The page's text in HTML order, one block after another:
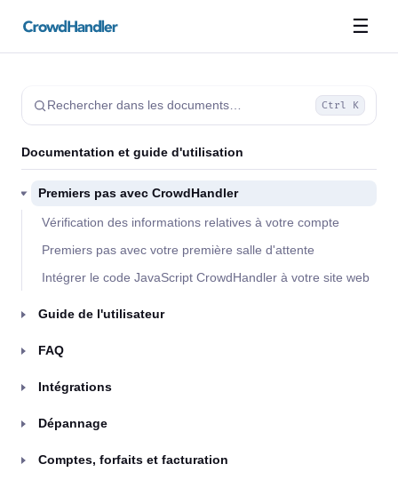
☰
Rechercher dans les documents… Ctrl K
Documentation et guide d'utilisation
Premiers pas avec CrowdHandler
Vérification des informations relatives à votre compte
Premiers pas avec votre première salle d'attente
Intégrer le code JavaScript CrowdHandler à votre site web
Guide de l'utilisateur
FAQ
Intégrations
Dépannage
Comptes, forfaits et facturation